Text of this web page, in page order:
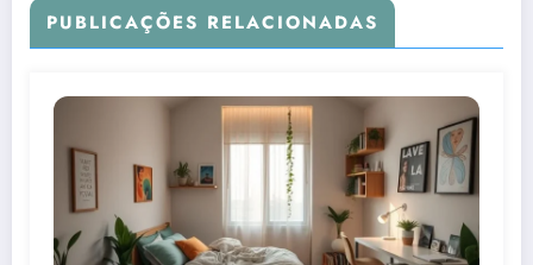
PUBLICAÇÕES RELACIONADAS